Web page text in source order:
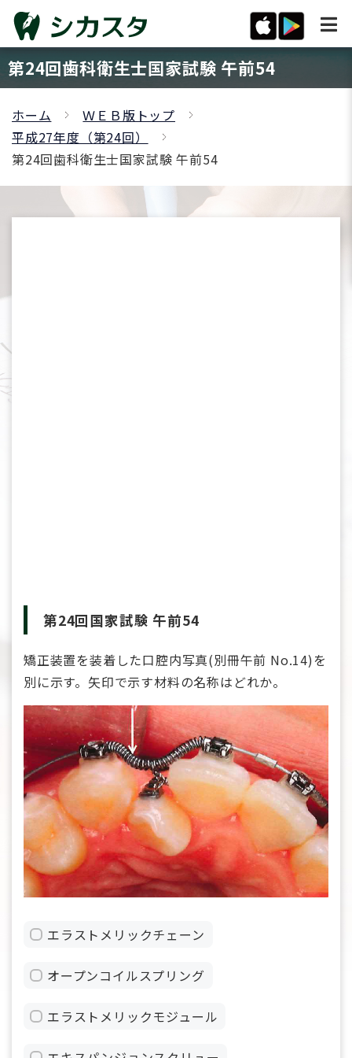
第24回歯科衛生士国家試験 午前54
ホーム
ＷＥＢ版トップ
平成27年度（第24回）
第24回歯科衛生士国家試験 午前54
第24回国家試験 午前54
矯正装置を装着した口腔内写真(別冊午前 No.14)を
別に示す。矢印で示す材料の名称はどれか。
エラストメリックチェーン
オープンコイルスプリング
エラストメリックモジュール